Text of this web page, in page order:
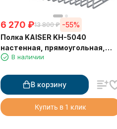
6 270 ₽13 800 ₽ -55%
Полка KAISER KH-5040
настенная, прямоугольная,
Хром 310*120*80
В наличии
В корзину
Купить в 1 клик